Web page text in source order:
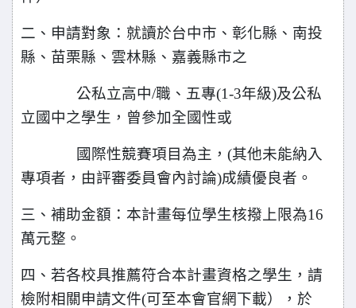
二、申請對象：就讀於台中市、彰化縣、南投
縣、苗栗縣、雲林縣、嘉義縣市之
公私立高中/職、五專(1-3年級)及公私
立國中之學生，曾參加全國性或
國際性競賽項目為主，(其他未能納入
專項者，由評審委員會內討論)成績優良者。
三、補助金額：本計畫每位學生核撥上限為16
萬元整。
四、若各校具推薦符合本計畫資格之學生，請
檢附相關申請文件(可至本會官網下載），於